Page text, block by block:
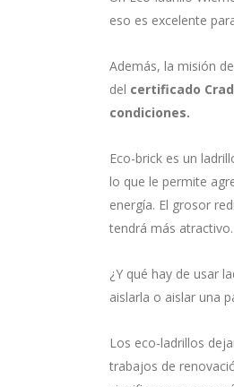
eso es excelente
Además, la misión
del certificado
condiciones.
Eco-brick es un
lo que le permite
energía. El grosor
tendrá más atractivo.
¿Y qué hay de usar
aislarla o aislar una
Los eco-ladrillos
trabajos de